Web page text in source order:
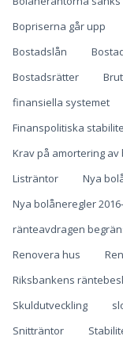
Bopriserna går upp
Bostadslån
Bostadsrätter
finansiella systemet
Finanspolitiska
Krav på amortering av
Listräntor
Nya
Nya bolåneregler
ränteavdragen
Renovera hus
Riksbankens
Skuldutveckling
Snitträntor